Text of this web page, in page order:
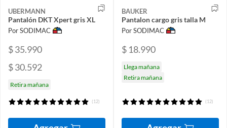
UBERMANN
Pantalón DKT Xpert gris XL
Por SODIMAC
$ 35.990
$ 30.592
Retira mañana
(12)
BAUKER
Pantalon cargo gris talla M
Por SODIMAC
$ 18.990
Llega mañana
Retira mañana
(12)